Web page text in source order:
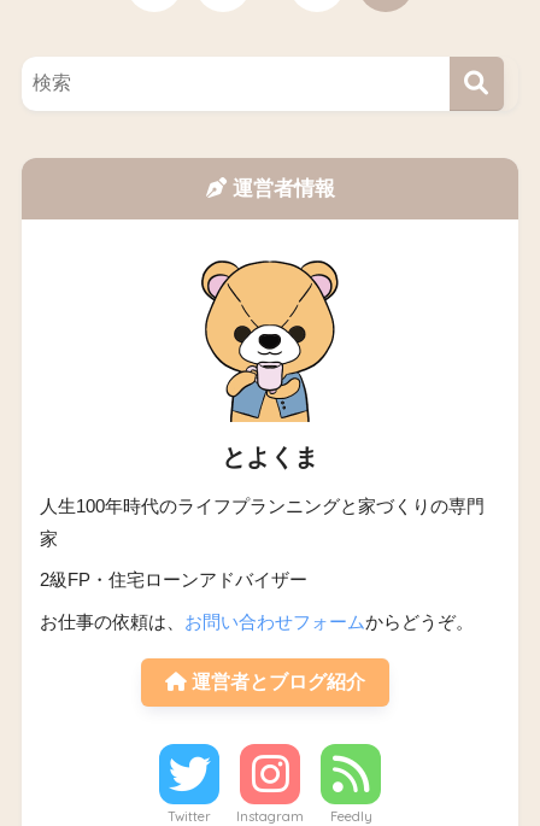
運営者情報
とよくま
人生100年時代のライフプランニングと家づくりの専門
家
2級FP・住宅ローンアドバイザー
お仕事の依頼は、 お問い合わせフォームからどうぞ。
運営者とブログ紹介
Twitter Instagram Feedly